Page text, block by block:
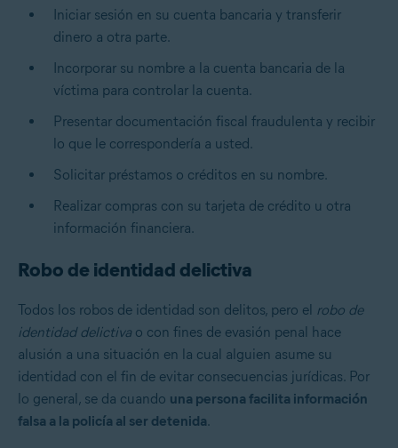
Iniciar sesión en su cuenta bancaria y transferir
dinero a otra parte.
Incorporar su nombre a la cuenta bancaria de la
víctima para controlar la cuenta.
Presentar documentación fiscal fraudulenta y recibir
lo que le correspondería a usted.
Solicitar préstamos o créditos en su nombre.
Realizar compras con su tarjeta de crédito u otra
información financiera.
Robo de identidad delictiva
Todos los robos de identidad son delitos, pero el robo de
identidad delictiva o con fines de evasión penal hace
alusión a una situación en la cual alguien asume su
identidad con el fin de evitar consecuencias jurídicas. Por
lo general, se da cuando una persona facilita información
falsa a la policía al ser detenida.